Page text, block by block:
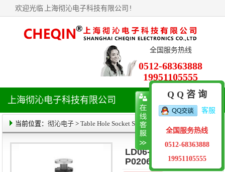
欢迎光临 上海彻沁电子科技有限公司 !
全国服务热线
0512-68363888
19951105555
航
单
上海彻沁电子科技有限公司
当前位置： 彻沁电子> Table Hole Socket Series
LD06-GB03-
P0206-A1-G16-S
Q Q 咨 询
客服
全国服务热线
0512-68363888
19951105555